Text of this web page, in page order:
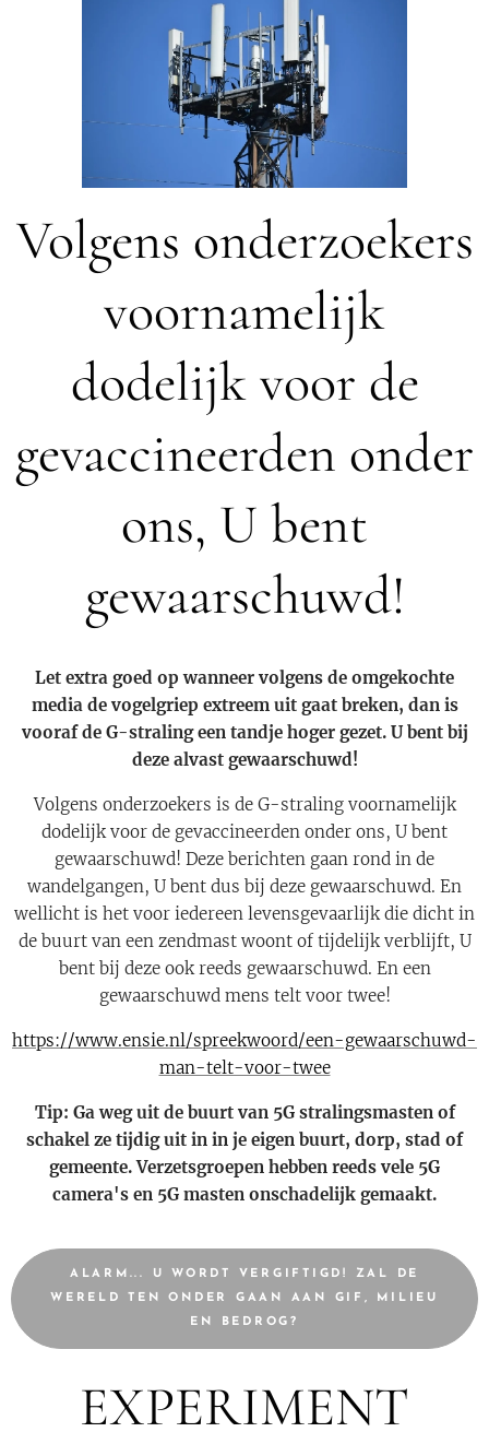
Volgens onderzoekers
voornamelijk
dodelijk voor de
gevaccineerden onder
ons, U bent
gewaarschuwd!
Let extra goed op wanneer volgens de omgekochte
media de vogelgriep extreem uit gaat breken, dan is
vooraf de G-straling een tandje hoger gezet. U bent bij
deze alvast gewaarschuwd!
Volgens onderzoekers is de G-straling voornamelijk
dodelijk voor de gevaccineerden onder ons, U bent
gewaarschuwd! Deze berichten gaan rond in de
wandelgangen, U bent dus bij deze gewaarschuwd. En
wellicht is het voor iedereen levensgevaarlijk die dicht in
de buurt van een zendmast woont of tijdelijk verblijft, U
bent bij deze ook reeds gewaarschuwd. En een
gewaarschuwd mens telt voor twee!
https://www.ensie.nl/spreekwoord/een-gewaarschuwd-
man-telt-voor-twee
Tip: Ga weg uit de buurt van 5G stralingsmasten of
schakel ze tijdig uit in in je eigen buurt, dorp, stad of
gemeente. Verzetsgroepen hebben reeds vele 5G
camera's en 5G masten onschadelijk gemaakt.
ALARM... U WORDT VERGIFTIGD! ZAL DE
WERELD TEN ONDER GAAN AAN GIF, MILIEU
EN BEDROG?
EXPERIMENT